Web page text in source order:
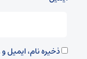
ذخیره نام، ایمیل